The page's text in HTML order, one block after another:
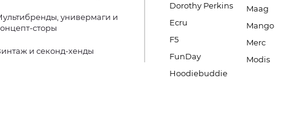
универмаги и
сторы
и секонд-хенды
Dorothy Perkins
Ecru
F5
FunDay
Hoodiebuddie
Maag
Mango
Merc
Modis